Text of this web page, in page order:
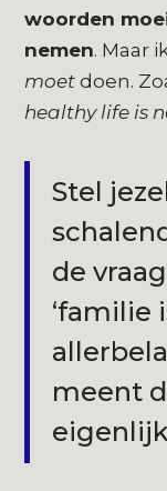
woorden
nemen. Maar
moetdoen.
healthy life is
Stel
de
‘familie
meent